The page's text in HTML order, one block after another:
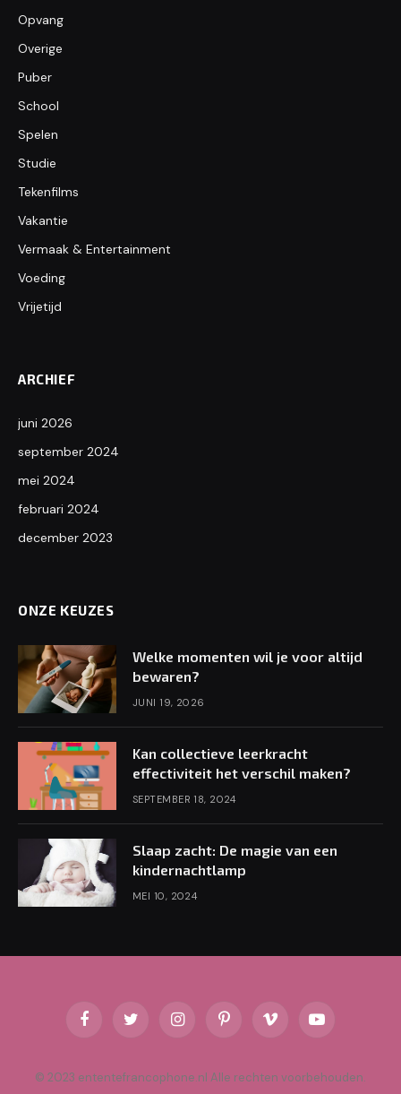
Opvang
Overige
Puber
School
Spelen
Studie
Tekenfilms
Vakantie
Vermaak & Entertainment
Voeding
Vrijetijd
ARCHIEF
juni 2026
september 2024
mei 2024
februari 2024
december 2023
ONZE KEUZES
Welke momenten wil je voor altijd
bewaren?
JUNI 19, 2026
Kan collectieve leerkracht
effectiviteit het verschil maken?
SEPTEMBER 18, 2024
Slaap zacht: De magie van een
kindernachtlamp
MEI 10, 2024
FacebookTwitter InstagramPinterestVimeo YouTube
© 2023 ententefrancophone.nl Alle rechten voorbehouden.